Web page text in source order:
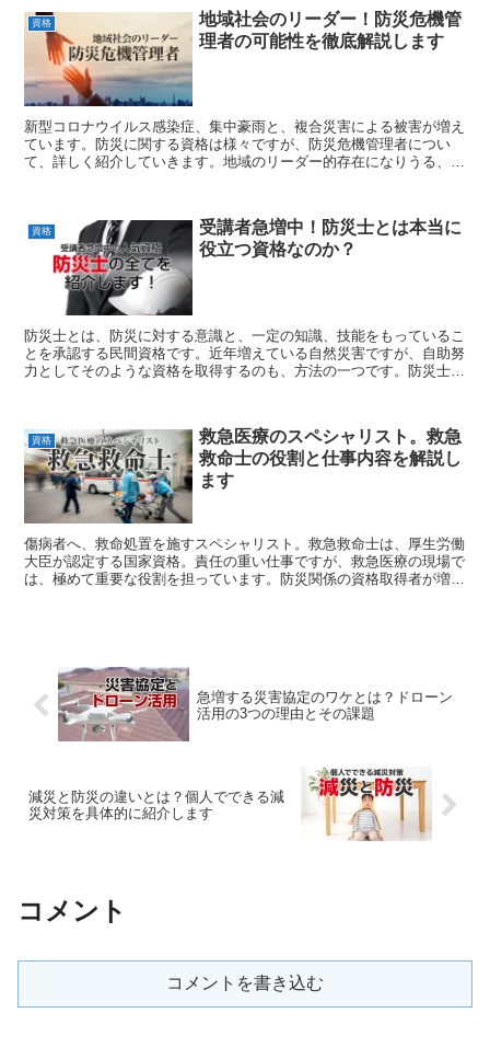
資格
地域社会のリーダー！防災危機管
理者の可能性を徹底解説します
新型コロナウイルス感染症、集中豪雨と、複合災害による被害が増え
ています。防災に関する資格は様々ですが、防災危機管理者につい
て、詳しく紹介していきます。地域のリーダー的存在になりうる、大
資格
受講者急増中！防災士とは本当に
役立つ資格なのか？
防災士とは、防災に対する意識と、一定の知識、技能をもっているこ
とを承認する民間資格です。近年増えている自然災害ですが、自助努
力としてそのような資格を取得するのも、方法の一つです。防災士の
資格
救急医療のスペシャリスト。救急
救命士の役割と仕事内容を解説し
ます
傷病者へ、救命処置を施すスペシャリスト。救急救命士は、厚生労働
大臣が認定する国家資格。責任の重い仕事ですが、救急医療の現場で
は、極めて重要な役割を担っています。防災関係の資格取得者が増え
急増する災害協定のワケとは？ドローン
活用の3つの理由とその課題
減災と防災の違いとは？個人でできる減
災対策を具体的に紹介します
コメント
コメントを書き込む